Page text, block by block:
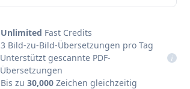
Unlimited Fast Credits
3 Bild-zu-Bild-Übersetzungen pro Tag
Unterstützt gescannte PDF-
Übersetzungen
i
Bis zu 30,000 Zeichen gleichzeitig